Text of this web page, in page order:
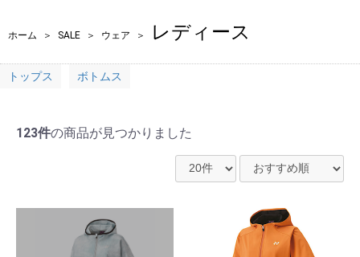
ホーム ＞ SALE ＞ ウェア ＞ レディース
トップス ボトムス
123件の商品が見つかりました